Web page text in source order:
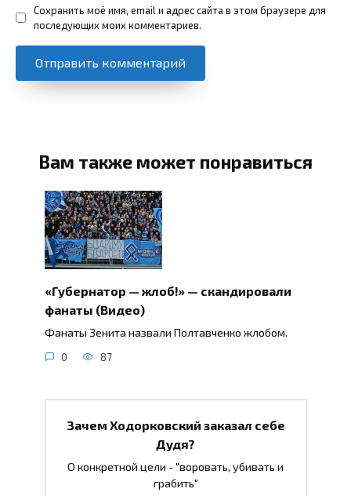
Сохранить моё имя, email и адрес сайта в этом браузере для
последующих моих комментариев.
Вам также может понравиться
«Губернатор — жлоб!» — скандировали
фанаты (Видео)
Фанаты Зенита назвали Полтавченко жлобом.
0 87
Зачем Ходорковский заказал себе
Дудя?
О конкретной цели - "воровать, убивать и
грабить"